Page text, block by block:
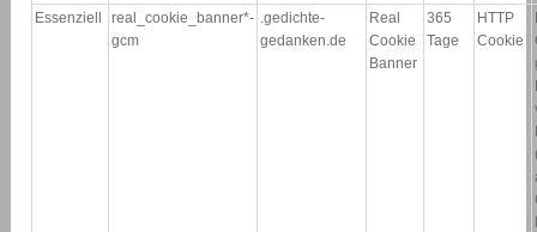
Essenziell
real_cookie_banner*-
gcm
.gedichte-
gedanken.de
Real
Cookie
Banner
365
Tage
HTTP
Cookie